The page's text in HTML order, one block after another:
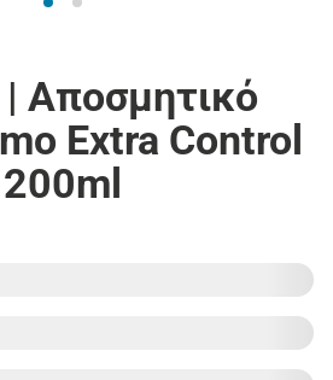
| Αποσμητικό
Extra Control
200ml